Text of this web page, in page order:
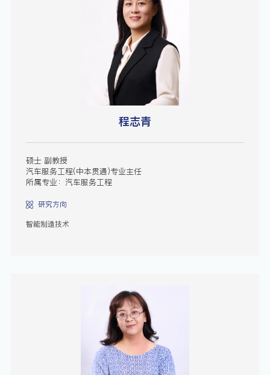
程志青
硕士 副教授
汽车服务工程(中本贯通)专业主任
所属专业：汽车服务工程
研究方向
智能制造技术